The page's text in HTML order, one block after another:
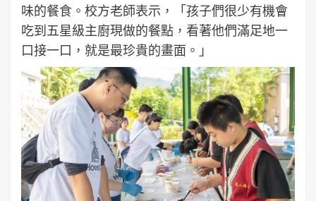
味的餐食。校方老師表示，「孩子們很少有機會
吃到五星級主廚現做的餐點，看著他們滿足地一
口接一口，就是最珍貴的畫面。」